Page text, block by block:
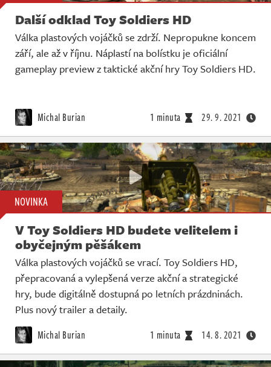
Další odklad Toy Soldiers HD
Válka plastových vojáčků se zdrží. Nepropukne koncem
září, ale až v říjnu. Náplastí na bolístku je oficiální
gameplay preview z taktické akční hry Toy Soldiers HD.
Michal Burian 1 minuta 29. 9. 2021
NOVINKA
V Toy Soldiers HD budete velitelem i
obyčejným pěšákem
Válka plastových vojáčků se vrací. Toy Soldiers HD,
přepracovaná a vylepšená verze akční a strategické
hry, bude digitálně dostupná po letních prázdninách.
Plus nový trailer a detaily.
Michal Burian 1 minuta 14. 8. 2021